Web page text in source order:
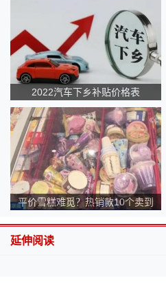
2022汽车下乡补贴价格表
平价雪糕难觅？热销款10个卖到
延伸阅读